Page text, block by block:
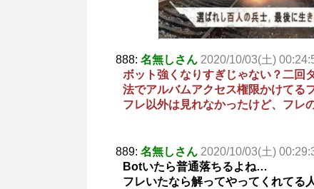
888: 名無しさん 2020/10/03(土)
ボット強くなりすぎじゃない？二回
法でアルバムアクセス権限かけてる
フレ以外は見れなかったけど、フレ
889: 名無しさん 2020/10/03(土)
Botいたら普通落ちるよね…
フレいたなら解ってやってくれてる